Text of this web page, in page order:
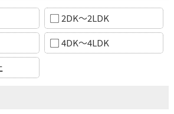
2DK～2LDK
4DK～4LDK